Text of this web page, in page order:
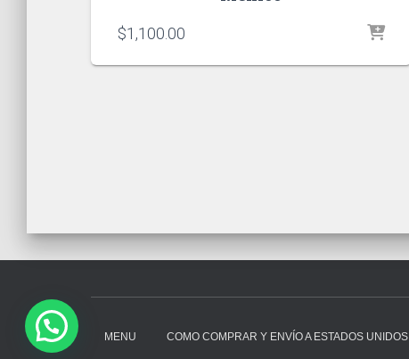
$1,100.00
MENU COMO COMPRAR Y ENVÍO A ESTADOS UNIDOS